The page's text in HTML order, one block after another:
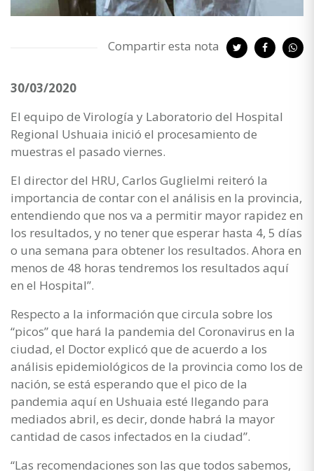
Compartir esta nota
30/03/2020
El equipo de Virología y Laboratorio del Hospital
Regional Ushuaia inició el procesamiento de
muestras el pasado viernes.
El director del HRU, Carlos Guglielmi reiteró la
importancia de contar con el análisis en la provincia,
entendiendo que nos va a permitir mayor rapidez en
los resultados, y no tener que esperar hasta 4, 5 días
o una semana para obtener los resultados. Ahora en
menos de 48 horas tendremos los resultados aquí
en el Hospital”.
Respecto a la información que circula sobre los
“picos” que hará la pandemia del Coronavirus en la
ciudad, el Doctor explicó que de acuerdo a los
análisis epidemiológicos de la provincia como los de
nación, se está esperando que el pico de la
pandemia aquí en Ushuaia esté llegando para
mediados abril, es decir, donde habrá la mayor
cantidad de casos infectados en la ciudad”.
“Las recomendaciones son las que todos sabemos,